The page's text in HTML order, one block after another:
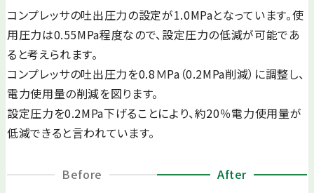
コンプレッサの吐出圧力の設定が1.0MPaとなっています。使
用圧力は0.55MPa程度なので、設定圧力の低減が可能であ
ると考えられます。
コンプレッサの吐出圧力を0.8ＭPa（0.2MPa削減）に調整し、
電力使用量の削減を図ります。
設定圧力を0.2MPa下げることにより、約20％電力使用量が
低減できると言われています。
Before
After